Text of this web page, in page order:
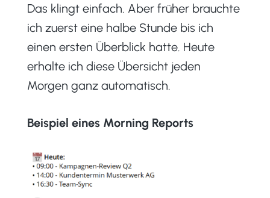
Das klingt einfach. Aber früher brauchte
ich zuerst eine halbe Stunde bis ich
einen ersten Überblick hatte. Heute
erhalte ich diese Übersicht jeden
Morgen ganz automatisch.
Beispiel eines Morning Reports